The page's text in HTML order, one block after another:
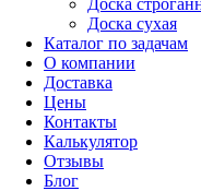
Доска
Доска сухая
Каталог по задачам
О компании
Доставка
Цены
Контакты
Калькулятор
Отзывы
Блог